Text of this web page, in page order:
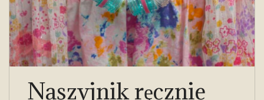
Naszyjnik ręcznie